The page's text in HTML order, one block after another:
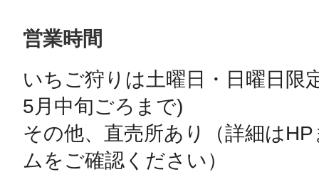
営業時間
いちご狩りは土曜日・日曜日限
5月中旬ごろまで)
その他、直売所あり（詳細は
ムをご確認ください）